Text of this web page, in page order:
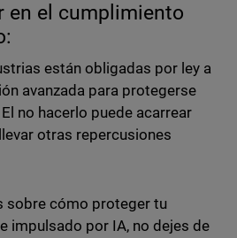
en el cumplimiento
están obligadas por ley a
avanzada para protegerse
no hacerlo puede acarrear
otras repercusiones
sobre cómo proteger tu
impulsado por IA, no dejes de